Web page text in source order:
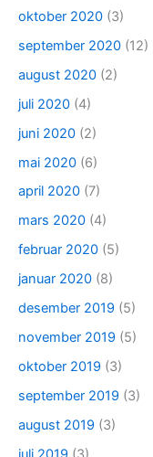
oktober 2020 (3)
september 2020 (12)
august 2020 (2)
juli 2020 (4)
juni 2020 (2)
mai 2020 (6)
april 2020 (7)
mars 2020 (4)
februar 2020 (5)
januar 2020 (8)
desember 2019 (5)
november 2019 (5)
oktober 2019 (3)
september 2019 (3)
august 2019 (3)